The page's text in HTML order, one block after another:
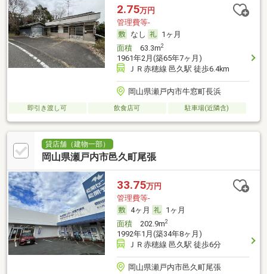
2.75万円
管理費等-
なし
1ヶ月
面積63.3m2
1961年2月(築65年7ヶ月)
ＪＲ赤穂線 邑久駅 徒歩6.4km
岡山県瀬戸内市牛窓町長浜
即引き渡し可 飲食店可 駐車場(近隣含)
貸店舗（建物一部）
岡山県瀬戸内市邑久町尾張
33.75万円
管理費等-
4ヶ月
1ヶ月
面積202.9m2
1992年1月(築34年8ヶ月)
ＪＲ赤穂線 邑久駅 徒歩6分
岡山県瀬戸内市邑久町尾張